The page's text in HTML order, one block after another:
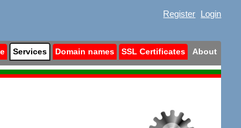
Register Login
Services Domain names SSL Certificates About